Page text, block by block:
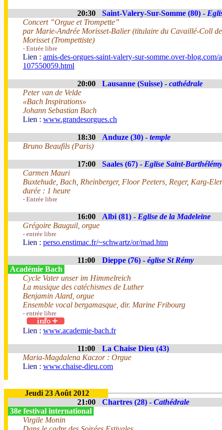
20:30 Saint-Valery-Sur-Somme (80) -
Concert ”Orgue et Trompette”
par Marie-Andrée Morisset-Balier (titulaire du Cavaillé-Coll
Morisset (Trompettiste)
- Entrée libre
Lien : amis-des-orgues-saint-valery-sur-somme.over-
107550059.html
20:00 Lausanne (Suisse) - cathédrale
Peter van de Velde
«Bach Inspirations»
Johann Sebastian Bach
Lien : www.grandesorgues.ch
18:30 Anduze (30) - temple
Bruno Beaufils (Paris)
17:00 Saales (67) - Eglise Saint-Barthélémy
Carmen Mauri
Buxtehude, Bach, Rheinberger, Floor Peeters, Reger, Karg-
durée : 1 heure
- Entrée libre
16:00 Albi (81) - Eglise de la Madeleine
Grégoire Bauguil, orgue
- entrée libre
Lien : perso.enstimac.fr/~schwartz/or/mad.htm
11:00 Dieppe (76) - église St Rémy
Académie Bach
Cycle Vater unser im Himmelreich
La musique des catéchismes de Luther
Benjamin Alard, orgue
Ensemble vocal bergamasque, dir. Marine Fribourg
- entrée libre
Lien : www.academie-bach.fr
11:00
La Chaise Dieu (43)
Maria-Magdalena Kaczor : Orgue
Lien : www.chaise-dieu.com
Jeudi 23 Août 2012
21:00
Chartres (28) - Cathédrale
38e festival international
Virgile Monin